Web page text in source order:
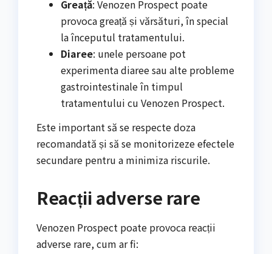
Greață: Venozen Prospect poate
provoca greață și vărsături, în special
la începutul tratamentului.
Diaree: unele persoane pot
experimenta diaree sau alte probleme
gastrointestinale în timpul
tratamentului cu Venozen Prospect.
Este important să se respecte doza
recomandată și să se monitorizeze efectele
secundare pentru a minimiza riscurile.
Reacții adverse rare
Venozen Prospect poate provoca reacții
adverse rare, cum ar fi: